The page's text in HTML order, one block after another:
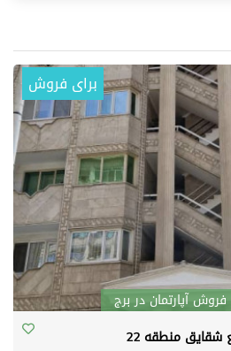
برای فروش
فروش آپارتمان در برج
منطقه 22